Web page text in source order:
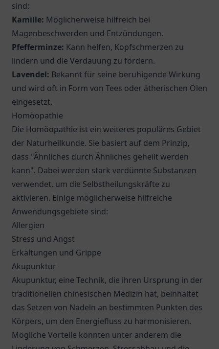
sind:
Kamille: Möglicherweise hilfreich bei
Magenbeschwerden und Entzündungen.
Pfefferminze: Kann helfen, Kopfschmerzen zu
lindern und die Verdauung zu fördern.
Lavendel: Bekannt für seine beruhigende Wirkung
und wird oft in Form von Tees oder ätherischen Ölen
eingesetzt.
Homöopathie
Die Homöopathie ist ein weiteres populäres Gebiet
der Naturheilkunde. Sie basiert auf dem Prinzip,
dass "Ähnliches durch Ähnliches geheilt werden
kann". Dabei werden stark verdünnte Substanzen
verwendet, um die Selbstheilungskräfte zu
aktivieren. Einige möglicherweise hilfreiche
Anwendungsgebiete sind:
Allergien
Stress und Angst
Erkältungen und Grippe
Akupunktur
Akupunktur, eine Technik, die ihren Ursprung in der
traditionellen chinesischen Medizin hat, beinhaltet
das Setzen von Nadeln an bestimmten Punkten des
Körpers, um den Energiefluss zu harmonisieren.
Mögliche Vorteile könnten unter anderem die